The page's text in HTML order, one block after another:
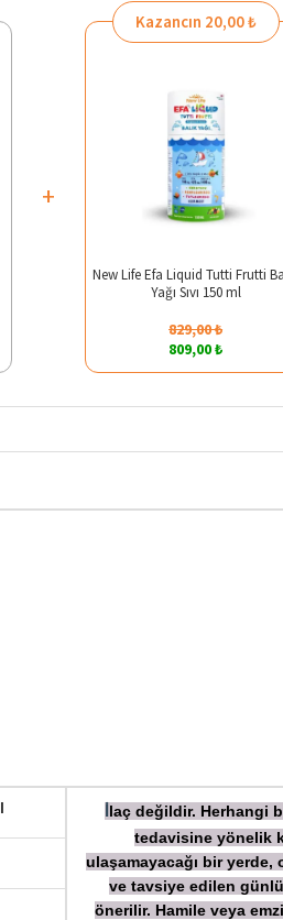
+
Kazancın 20,00 ₺
New Life Efa Liquid Tutti Frutti
Yağı Sıvı 150 ml
829,00 ₺
809,00 ₺
laç değildir. Herhangi
tedavisine yönelik
ulaşamayacağı bir yerde,
ve tavsiye edilen
önerilir. Hamile veya